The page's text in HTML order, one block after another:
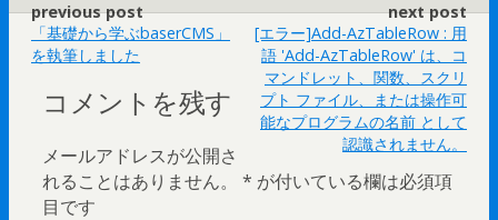
previous post
「基礎から学ぶbaserCMS」
を執筆しました
next post
[エラー]Add-AzTableRow : 用
語 'Add-AzTableRow' は、コ
マンドレット、関数、スクリ
プト ファイル、または操作可
能なプログラムの名前 として
認識されません。
コメントを残す
メールアドレスが公開さ
れることはありません。
* が付いている欄は必須項
目です